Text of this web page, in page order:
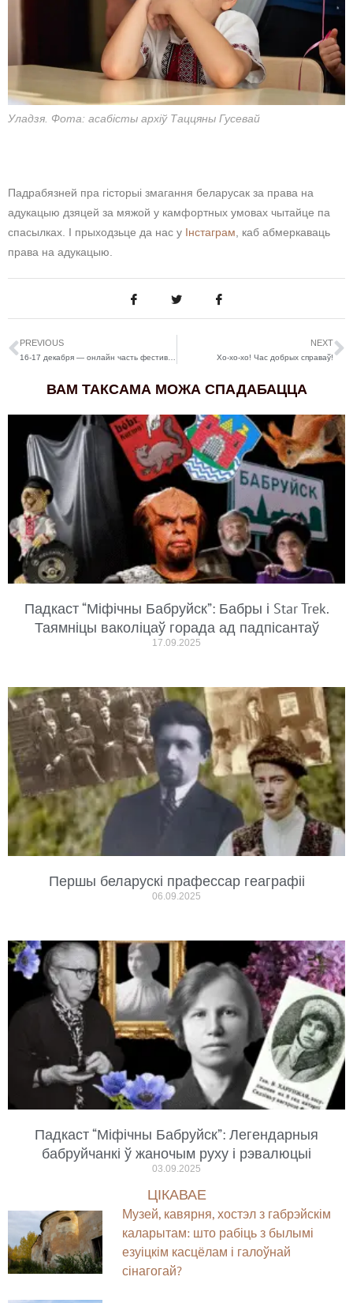
Уладзя. Фота: асабісты архіў Таццяны Гусевай
Падрабязней пра гісторыі змагання беларусак за права на
адукацыю дзяцей за мяжой у камфортных умовах чытайце па
спасылках. І прыходзьце да нас у Інстаграм , каб абмеркаваць
права на адукацыю.
PREVIOUS NEXT
Хо-хо-хо! Час добрых справаў!
ВАМ ТАКСАМА МОЖА СПАДАБАЦЦА
Падкаст “Міфічны Бабруйск”: Бабры і Star Trek.
Таямніцы ваколіцаў горада ад падпісантаў
17.09.2025
Першы беларускі прафессар геаграфіі
06.09.2025
Падкаст “Міфічны Бабруйск”: Легендарныя
бабруйчанкі ў жаночым руху і рэвалюцыі
03.09.2025
ЦІКАВАЕ
Музей, кавярня, хостэл з габрэйскім
каларытам: што рабіць з былымі
езуіцкім касцёлам і галоўнай
сінагогай?